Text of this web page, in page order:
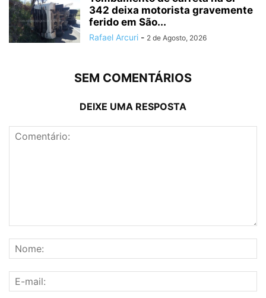
342 deixa motorista gravemente
ferido em São...
Rafael Arcuri - 2 de Agosto, 2026
SEM COMENTÁRIOS
DEIXE UMA RESPOSTA